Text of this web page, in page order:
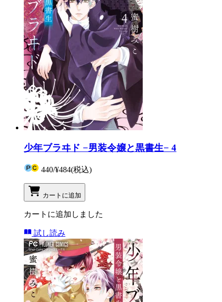
少年ブラヰド −男装令嬢と黒書生− 4
440/¥484(税込)
カートに追加
カートに追加しました
試し読み